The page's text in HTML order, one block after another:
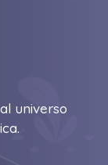
universo